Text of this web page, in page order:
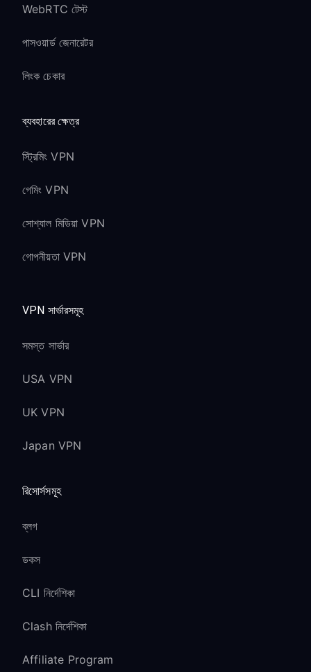
WebRTC টেস্ট
পাসওয়ার্ড জেনারেটর
লিংক চেকার
ব্যবহারের ক্ষেত্র
স্ট্রিমিং VPN
গেমিং VPN
সোশ্যাল মিডিয়া VPN
গোপনীয়তা VPN
VPN সার্ভারসমূহ
সমস্ত সার্ভার
USA VPN
UK VPN
Japan VPN
রিসোর্সসমূহ
ব্লগ
ডকস
CLI নির্দেশিকা
Clash নির্দেশিকা
Affiliate Program